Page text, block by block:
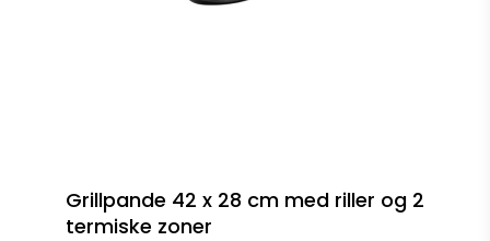
Grillpande 42 x 28 cm med riller og 2
termiske zoner